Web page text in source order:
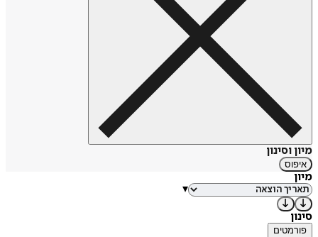
מיון וסינון
איפוס
מיון
▾
סינון
פורמטים